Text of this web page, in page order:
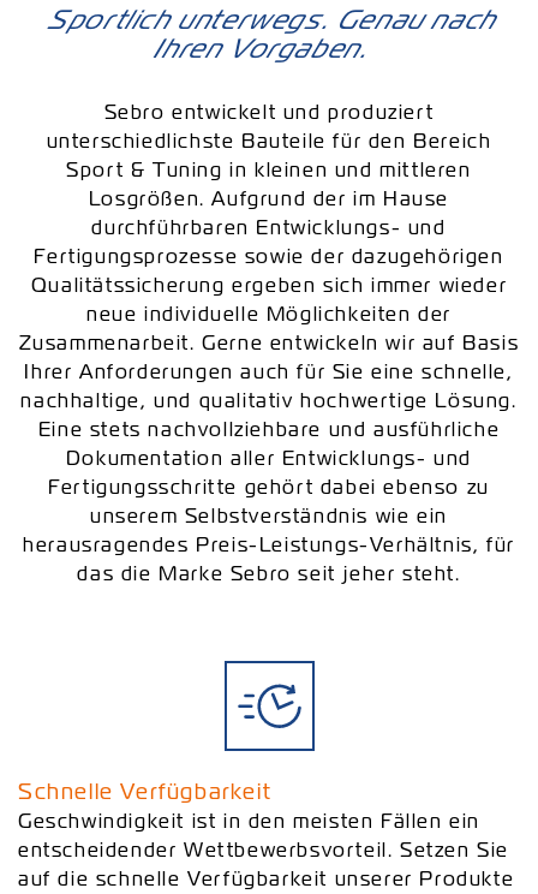
Sportlich unterwegs. Genau nach
Ihren Vorgaben.
Sebro entwickelt und produziert
unterschiedlichste Bauteile für den Bereich
Sport & Tuning in kleinen und mittleren
Losgrößen. Aufgrund der im Hause
durchführbaren Entwicklungs- und
Fertigungsprozesse sowie der dazugehörigen
Qualitätssicherung ergeben sich immer wieder
neue individuelle Möglichkeiten der
Zusammenarbeit. Gerne entwickeln wir auf Basis
Ihrer Anforderungen auch für Sie eine schnelle,
nachhaltige, und qualitativ hochwertige Lösung.
Eine stets nachvollziehbare und ausführliche
Dokumentation aller Entwicklungs- und
Fertigungsschritte gehört dabei ebenso zu
unserem Selbstverständnis wie ein
herausragendes Preis-Leistungs-Verhältnis, für
das die Marke Sebro seit jeher steht.
Schnelle Verfügbarkeit
Geschwindigkeit ist in den meisten Fällen ein
entscheidender Wettbewerbsvorteil. Setzen Sie
auf die schnelle Verfügbarkeit unserer Produkte